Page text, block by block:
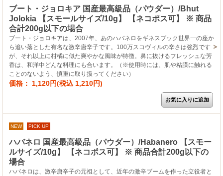
ブート・ジョロキア 国産最高級品（パウダー）/Bhut
Jolokia 【スモールサイズ/10g】 【ネコポス可】 ※ 商品
合計200g以下の場合
ブート・ジョロキアは、2007年、あのハバネロをギネスブック世界一の座か
ら追い落とした有名な激辛唐辛子です。100万スコヴィルの辛さは強烈です
が、それ以上に柑橘に似た爽やかな風味が特徴。鼻に抜けるフレッシュな芳
香は、和洋中どんな料理にも合います。（※使用時には、肌や粘膜に触れる
ことのないよう、慎重に取り扱ってください）
価格： 1,120円(税込 1,210円)
NEW PICK UP
ハバネロ 国産最高級品（パウダー）/Habanero 【スモー
ルサイズ/10g】 【ネコポス可】 ※ 商品合計200g以下の
場合
ハバネロは、激辛唐辛子の元祖として、近年の激辛ブームを作った立役者と